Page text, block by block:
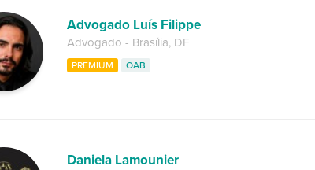
Advogado Luís Filippe
Advogado - Brasília, DF
PREMIUM OAB
Daniela Lamounier